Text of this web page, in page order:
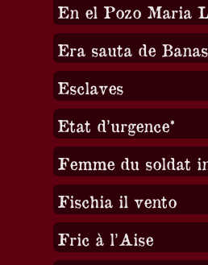
En el Pozo Maria
Era sauta de
Esclaves
Etat d’urgence*
Femme du soldat
Fischia il vento
Fric à l’Aise